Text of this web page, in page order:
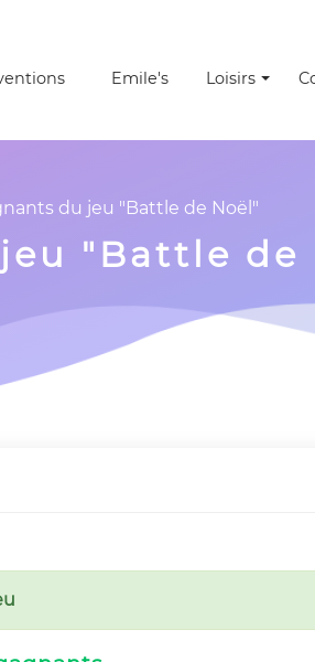
Emile's Loisirs
du jeu "Battle de Noël"
"Battle de